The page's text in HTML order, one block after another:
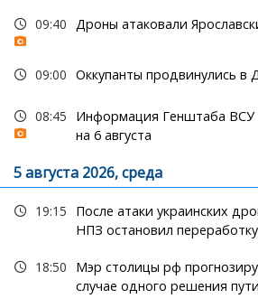
09:40 Дроны атаковали
09:00 Оккупанты продвинулись в
08:45
Информация Генштаба ВСУ
на 6 августа
5 августа 2026, среда
19:15
После атаки украинских
НПЗ остановил
18:50
Мэр столицы рф
случае одного решения